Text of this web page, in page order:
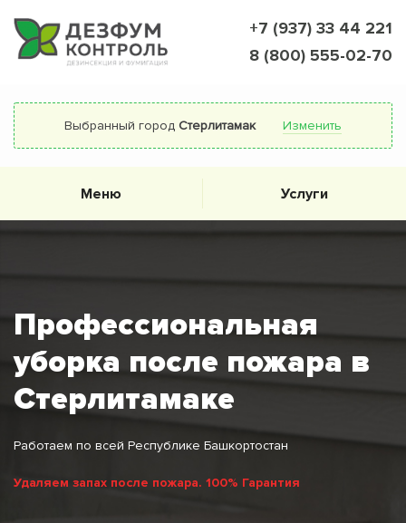
+7 (937) 33 44 221
8 (800) 555-02-70
Выбранный город Стерлитамак Изменить
Меню Услуги
Профессиональная
уборка после пожара в
Стерлитамаке
Работаем по всей Республике Башкортостан
Удаляем запах после пожара. 100% Гарантия